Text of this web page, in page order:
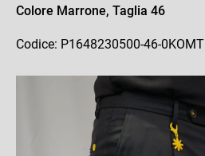
Colore Marrone, Taglia 46
Codice: P1648230500-46-0KOMT